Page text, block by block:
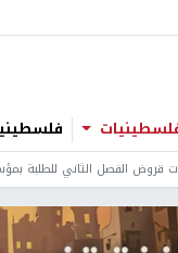
فلسطينيو
قروض الفصل الثاني للطلبة